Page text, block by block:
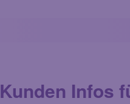
Kunden Infos